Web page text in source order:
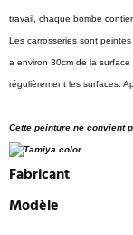
travail, chaque bombe
Les carrosseries sont
a environ 30cm de la
régulièrement les surfaces.
Cette peinture ne convient
Fabricant
Modèle